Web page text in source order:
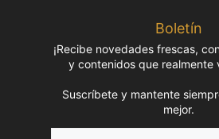
Boletín
¡Recibe novedades frescas,
y contenidos que realmente
Suscríbete y mantente
mejor.